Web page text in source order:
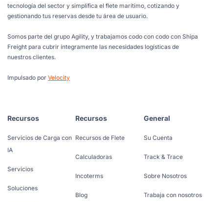
tecnología del sector y simplifica el flete marítimo, cotizando y
gestionando tus reservas desde tu área de usuario.
Somos parte del grupo Agility, y trabajamos codo con codo con Shipa
Freight para cubrir íntegramente las necesidades logísticas de
nuestros clientes.
Impulsado por Velocity
Recursos
Servicios de Carga con
IA
Servicios
Soluciones
Recursos
Recursos de Flete
Calculadoras
Incoterms
Blog
General
Su Cuenta
Track & Trace
Sobre Nosotros
Trabaja con nosotros